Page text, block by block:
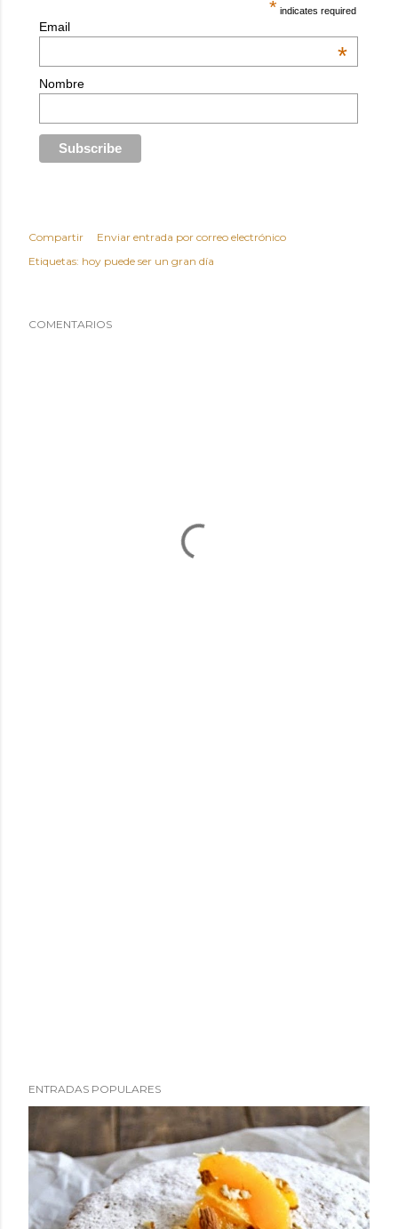
* indicates required
Email
*
Nombre
Compartir
Enviar entrada por correo electrónico
Etiquetas: hoy puede ser un gran día
COMENTARIOS
ENTRADAS POPULARES